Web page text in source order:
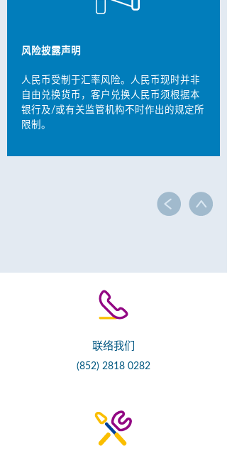
风险披露声明
人民币受制于汇率风险。人民币现时并非
自由兑换货币，客户兑换人民币须根据本
银行及/或有关监管机构不时作出的规定所
限制。
联络我们
(852) 2818 0282